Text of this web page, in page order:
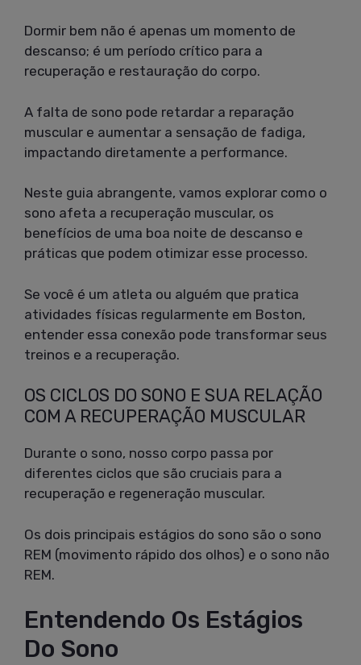
Dormir bem não é apenas um momento de
descanso; é um período crítico para a
recuperação e restauração do corpo.
A falta de sono pode retardar a reparação
muscular e aumentar a sensação de fadiga,
impactando diretamente a performance.
Neste guia abrangente, vamos explorar como o
sono afeta a recuperação muscular, os
benefícios de uma boa noite de descanso e
práticas que podem otimizar esse processo.
Se você é um atleta ou alguém que pratica
atividades físicas regularmente em Boston,
entender essa conexão pode transformar seus
treinos e a recuperação.
OS CICLOS DO SONO E SUA RELAÇÃO
COM A RECUPERAÇÃO MUSCULAR
Durante o sono, nosso corpo passa por
diferentes ciclos que são cruciais para a
recuperação e regeneração muscular.
Os dois principais estágios do sono são o sono
REM (movimento rápido dos olhos) e o sono não
REM.
Entendendo Os Estágios
Do Sono